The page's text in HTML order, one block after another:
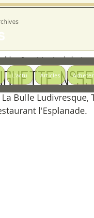
L'actu Articles
blog 8 mai 1 min de lecture
Bulle Ludivresque,
l'Esplanade.